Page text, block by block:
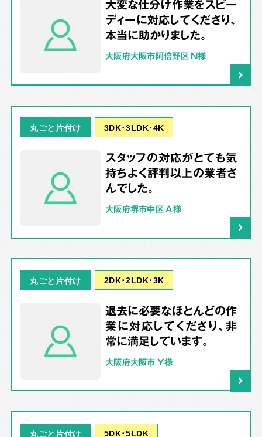
大変な仕分け作業をスピー
ディーに対応してくださり、
本当に助かりました。
大阪府大阪市阿倍野区 N様
丸ごと片付け 3DK･3LDK･4K
スタッフの対応がとても気
持ちよく評判以上の業者さ
んでした。
大阪府堺市中区 A様
丸ごと片付け 2DK･2LDK･3K
退去に必要なほとんどの作
業に対応してくださり、非
常に満足しています。
大阪府大阪市 Y様
丸ごと片付け 5DK･5LDK